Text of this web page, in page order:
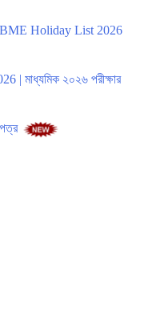
WBBME Holiday List 2026
মাধ্যমিক ২০২৬ পরীক্ষার